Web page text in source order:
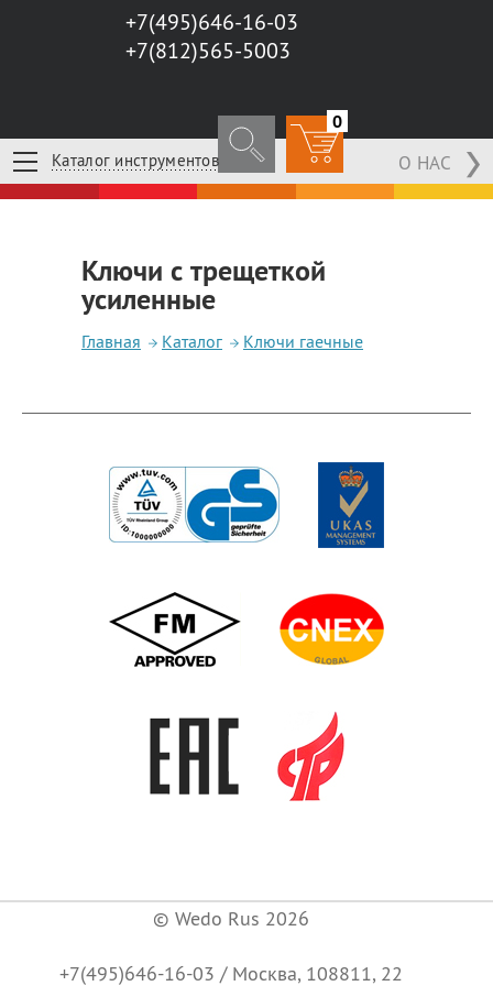
+7(495)646-16-03
+7(812)565-5003
0
Каталог инструментов О НАС
Ключи с трещеткой
усиленные
Главная Каталог Ключи гаечные
© Wedo Rus 2026
+7(495)646-16-03 / Москва, 108811, 22